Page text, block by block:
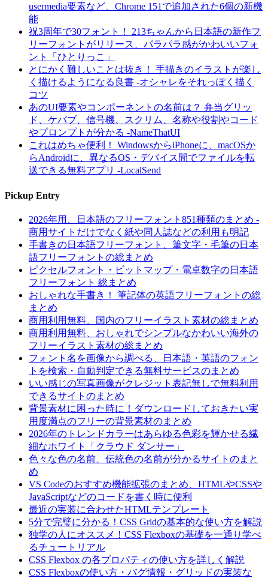
usermedia要素など、Chrome 151で追加された6個の新機
能
祝3周年で30フォント！ 213ちゃんから日本語の新作フ
リーフォントがリリース、パラパラ感がかわいいフォ
ント「ひとりっこ」
とにかく難しいことは抜き！ 手描きのイラストが楽し
く描けるようになる良書 -オシャレをそれっぽく描く
コツ
あのUI要素やコンポーネントの名前は？ 弁当グリッ
ド、ケバブ、信号機、スクリム、名称や役割やコード
やプロンプトが分かる -NameThatUI
これはめちゃ便利！ WindowsからiPhoneに、macOSか
らAndroidに、異なるOS・デバイス間でファイルを転
送できる無料アプリ -LocalSend
Pickup Entry
2026年用、日本語のフリーフォント851種類のまとめ -
商用サイトだけでなく紙や同人誌などの利用も明記
手書きの日本語フリーフォント、筆文字・毛筆の日本
語フリーフォントの総まとめ
ピクセルフォント・ビットマップ・電卓数字の日本語
フリーフォント 総まとめ
おしゃれな手書き！ 筆記体の英語フリーフォントの総
まとめ
商用利用無料、国内のフリーイラスト素材の総まとめ
商用利用無料、おしゃれでシンプルなかわいい海外の
フリーイラスト素材の総まとめ
フォント名を画像から調べる、日本語・英語のフォン
トを検索・自動判定できる無料サービスのまとめ
いい感じの写真画像がクレジット表記無しで無料利用
できるサイトのまとめ
背景素材に困った時に！ダウンロードしておきたい実
用度満点のフリーの背景素材のまとめ
2026年のトレンドカラーはあらゆる色彩を輝かせる繊
細なホワイト「クラウド ダンサー」
色々な色の名前、伝統色の名前が分かるサイトのまと
め
VS Codeのおすすめ機能拡張のまとめ、HTMLやCSSや
JavaScriptなどのコードを書く時に便利
最近の実装に合わせたHTMLテンプレート
5分で完璧に分かる！CSS Gridの基本的な使い方を解説
独学の人にオススメ！CSS Flexboxの基礎を一通り学べ
るチュートリアル
CSS Flexbox の各プロパティの使い方を詳しく解説
CSS Flexboxの使い方・バグ情報・グリッドの実装な